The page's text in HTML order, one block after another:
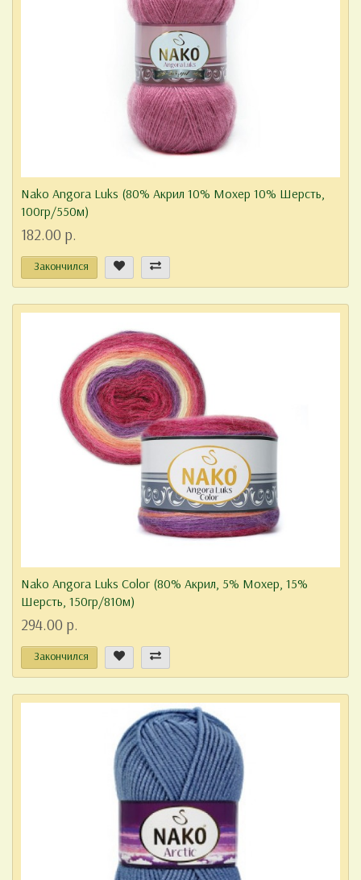
Nako Angora Luks (80% Акрил 10% Мохер 10% Шерсть,
100гр/550м)
182.00 р.
Закончился
Nako Angora Luks Color (80% Акрил, 5% Мохер, 15%
Шерсть, 150гр/810м)
294.00 р.
Закончился